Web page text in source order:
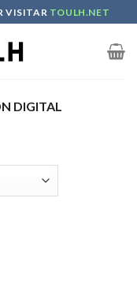
VISITAR TOULH.NET
DIGITAL